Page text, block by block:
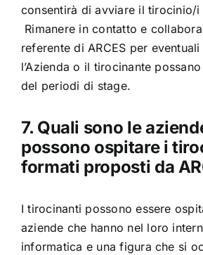
consentirà di avviare il tirocinio/i
Rimanere in contatto e
referente di ARCES per
l’Azienda o il tirocinante
del periodi di stage.
7. Quali sono le
possono ospitare i
formati proposti da
I tirocinanti possono essere
aziende che hanno nel loro
informatica e una figura che si